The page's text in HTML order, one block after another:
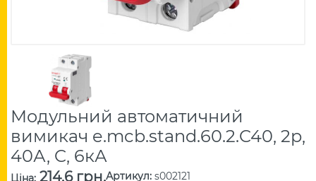
Модульний автоматичний
вимикач e.mcb.stand.60.2.C40, 2р,
40А, C, 6кА
Ціна: 214.6 грн.Артикул: s002121